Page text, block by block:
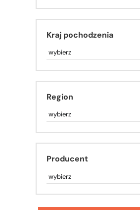
Kraj pochodzenia
Region
Producent